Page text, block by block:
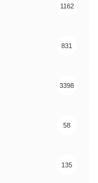
1162
831
3398
58
135